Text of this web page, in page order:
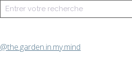
@the.garden.in.my.mind